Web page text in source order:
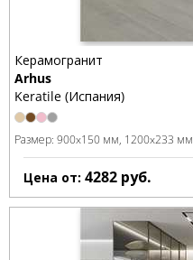
Керамогранит
Arhus
Keratile (Испания)
Размер: 900x150 мм 1200x233 мм
Цена от: 4282 руб.